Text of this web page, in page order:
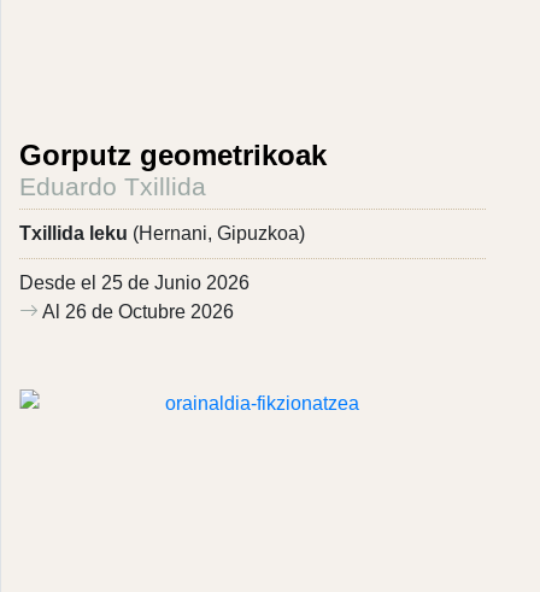
Gorputz geometrikoak
Eduardo Txillida
Txillida leku (Hernani, Gipuzkoa)
Desde el 25 de Junio 2026
Al 26 de Octubre 2026